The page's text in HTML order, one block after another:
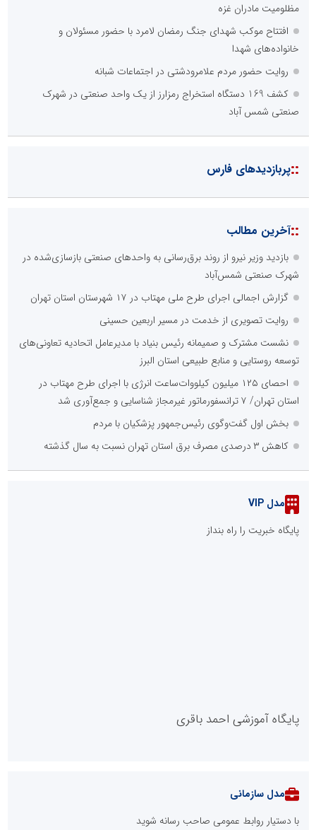
مظلومیت مادران غزه
افتتاح موکب شهدای جنگ رمضان لامرد با حضور مسئولان و
خانواده‌های شهدا
روایت حضور مردم علامرودشتی در اجتماعات شبانه
کشف 169 دستگاه استخراج رمزارز از یک واحد صنعتی در شهرک
صنعتی شمس آباد
::پربازدیدهای فارس
::آخرین مطالب
بازدید وزیر نیرو از روند برق‌رسانی به واحدهای صنعتی بازسازی‌شده در
شهرک صنعتی شمس‌آباد
گزارش اجمالی اجرای طرح ملی مهتاب در ۱۷ شهرستان استان تهران
روایت تصویری از خدمت در مسیر اربعین حسینی
نشست مشترک و صمیمانه رئیس بنیاد با مدیرعامل اتحادیه تعاونی‌های
توسعه روستایی و منابع طبیعی استان البرز
احصای ۱۲۵ میلیون کیلووات‌ساعت انرژی با اجرای طرح مهتاب در
استان تهران/ ۷ ترانسفورماتور غیرمجاز شناسایی و جمع‌آوری شد
بخش اول گفت‌وگوی رئیس‌جمهور پزشکیان با مردم
کاهش ۳ درصدی مصرف برق استان تهران نسبت به سال گذشته
مدل VIP
پایگاه خبریت را راه بنداز
پایگاه آموزشی احمد باقری
مدل سازمانی
با دستیار روابط عمومی صاحب رسانه شوید